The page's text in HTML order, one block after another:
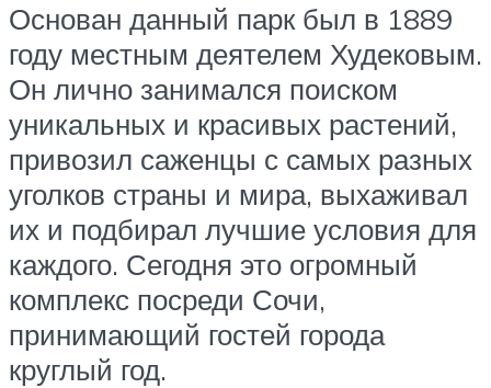
Основан данный парк был в 1889
году местным деятелем Худековым.
Он лично занимался поиском
уникальных и красивых растений,
привозил саженцы с самых разных
уголков страны и мира, выхаживал
их и подбирал лучшие условия для
каждого. Сегодня это огромный
комплекс посреди Сочи,
принимающий гостей города
круглый год.